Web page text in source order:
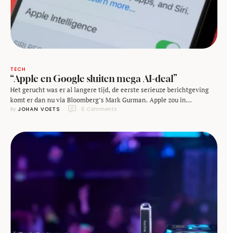
TECH
“Apple en Google sluiten mega AI-deal”
Het gerucht was er al langere tijd, de eerste serieuze berichtgeving
komt er dan nu via Bloomberg’s Mark Gurman. Apple zou in
verregaande onderhandelingen met Google om een van hun AI-
behoorlijk pittige jaarlijkse fee. Er zijn abonnementen waar je liever
niet te lang aan …
By JOHAN VOETS 0 Comments